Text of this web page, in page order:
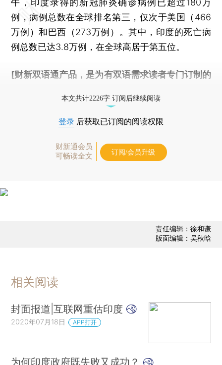
午，印度录得的新冠肺炎确诊病例已超过180万
例，病例总数在全球排名第三，仅次于美国（466
万例）和巴西（273万例）。其中，印度的死亡病
例总数已达3.8万例，在全球高居于第五位。
[财新双语通产品，是为有双语需求读者专门订制的
本文共计2226字 订阅后继续阅读
登录 后获取已订阅的阅读权限
财新通会员
可畅读全文
订阅/会员升级
责任编辑：徐和谦
版面编辑：吴秋晗
相关阅读
封面报道|互联网重估印度
2020年07月18日 APP打开
为何印度政府既失败又成功？